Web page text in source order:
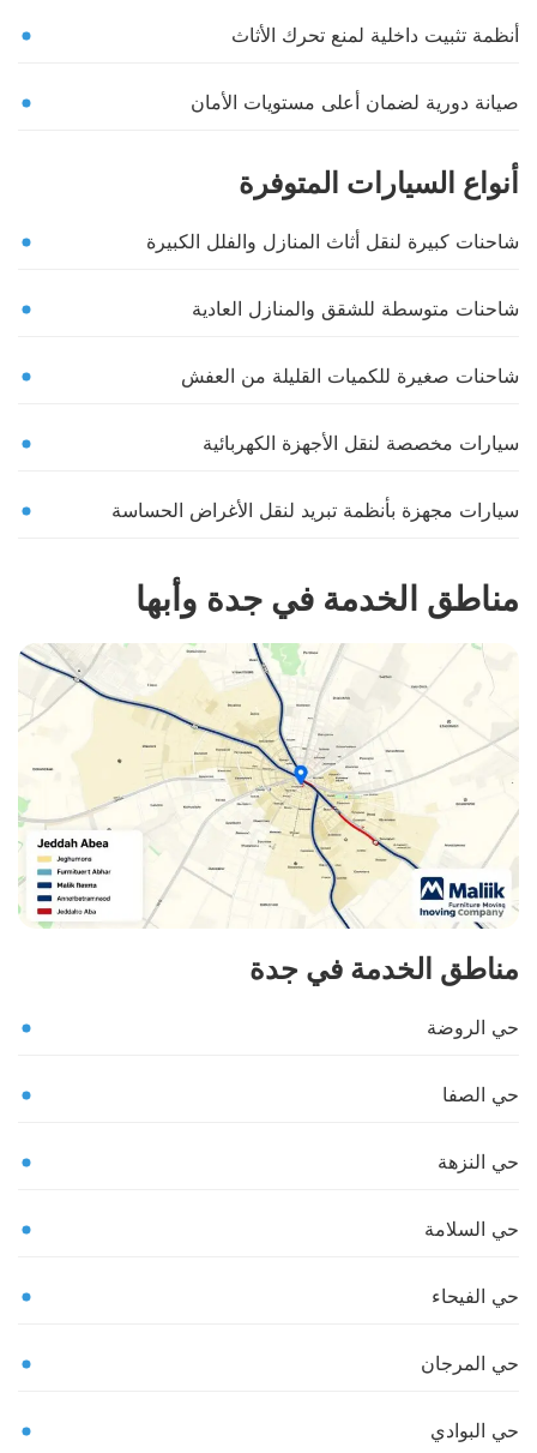
أنظمة تثبيت داخلية لمنع تحرك الأثاث
صيانة دورية لضمان أعلى مستويات الأمان
أنواع السيارات المتوفرة
شاحنات كبيرة لنقل أثاث المنازل والفلل الكبيرة
شاحنات متوسطة للشقق والمنازل العادية
شاحنات صغيرة للكميات القليلة من العفش
سيارات مخصصة لنقل الأجهزة الكهربائية
سيارات مجهزة بأنظمة تبريد لنقل الأغراض الحساسة
مناطق الخدمة في جدة وأبها
مناطق الخدمة في جدة
حي الروضة
حي الصفا
حي النزهة
حي السلامة
حي الفيحاء
حي المرجان
حي البوادي